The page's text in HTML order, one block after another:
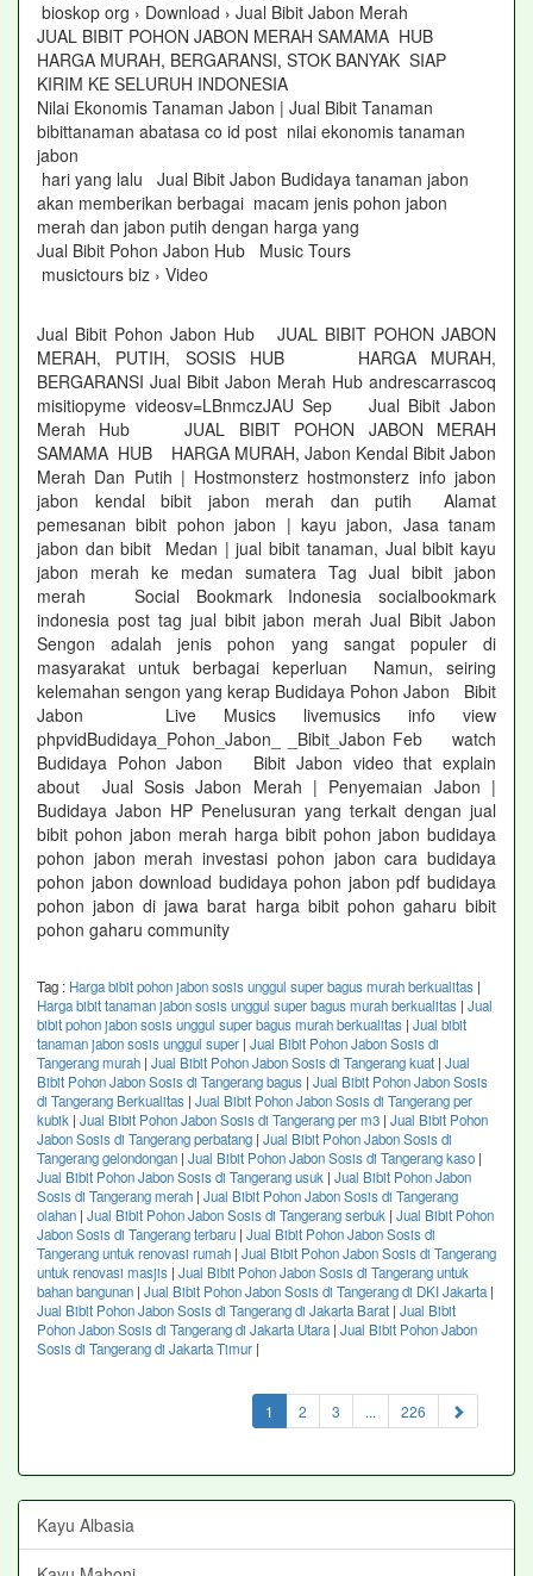
bioskop org › Download › Jual Bibit Jabon Merah
JUAL BIBIT POHON JABON MERAH SAMAMA HUB
HARGA MURAH, BERGARANSI, STOK BANYAK SIAP
KIRIM KE SELURUH INDONESIA
Nilai Ekonomis Tanaman Jabon | Jual Bibit Tanaman
bibittanaman abatasa co id post nilai ekonomis tanaman
jabon
hari yang lalu Jual Bibit Jabon Budidaya tanaman jabon
akan memberikan berbagai macam jenis pohon jabon
merah dan jabon putih dengan harga yang
Jual Bibit Pohon Jabon Hub Music Tours
musictours biz › Video
Jual Bibit Pohon Jabon Hub JUAL BIBIT POHON JABON
MERAH, PUTIH, SOSIS HUB HARGA MURAH,
BERGARANSI Jual Bibit Jabon Merah Hub andrescarrascoq
misitiopyme videosv=LBnmczJAU Sep Jual Bibit Jabon
Merah Hub JUAL BIBIT POHON JABON MERAH
SAMAMA HUB HARGA MURAH, Jabon Kendal Bibit Jabon
Merah Dan Putih | Hostmonsterz hostmonsterz info jabon
jabon kendal bibit jabon merah dan putih Alamat
pemesanan bibit pohon jabon | kayu jabon, Jasa tanam
jabon dan bibit Medan | jual bibit tanaman, Jual bibit kayu
jabon merah ke medan sumatera Tag Jual bibit jabon
merah Social Bookmark Indonesia socialbookmark
indonesia post tag jual bibit jabon merah Jual Bibit Jabon
Sengon adalah jenis pohon yang sangat populer di
masyarakat untuk berbagai keperluan Namun, seiring
kelemahan sengon yang kerap Budidaya Pohon Jabon Bibit
Jabon Live Musics livemusics info view
phpvidBudidaya_Pohon_Jabon_ _Bibit_Jabon Feb watch
Budidaya Pohon Jabon Bibit Jabon video that explain
about Jual Sosis Jabon Merah | Penyemaian Jabon |
Budidaya Jabon HP Penelusuran yang terkait dengan jual
bibit pohon jabon merah harga bibit pohon jabon budidaya
pohon jabon merah investasi pohon jabon cara budidaya
pohon jabon download budidaya pohon jabon pdf budidaya
pohon jabon di jawa barat harga bibit pohon gaharu bibit
pohon gaharu community
Tag : Harga bibit pohon jabon sosis unggul super bagus murah berkualitas |
Harga bibit tanaman jabon sosis unggul super bagus murah berkualitas | Jual
bibit pohon jabon sosis unggul super bagus murah berkualitas | Jual bibit
tanaman jabon sosis unggul super | Jual Bibit Pohon Jabon Sosis di
Tangerang murah | Jual Bibit Pohon Jabon Sosis di Tangerang kuat | Jual
Bibit Pohon Jabon Sosis di Tangerang bagus | Jual Bibit Pohon Jabon Sosis
di Tangerang Berkualitas | Jual Bibit Pohon Jabon Sosis di Tangerang per
kubik | Jual Bibit Pohon Jabon Sosis di Tangerang per m3 | Jual Bibit Pohon
Jabon Sosis di Tangerang perbatang | Jual Bibit Pohon Jabon Sosis di
Tangerang gelondongan | Jual Bibit Pohon Jabon Sosis di Tangerang kaso |
Jual Bibit Pohon Jabon Sosis di Tangerang usuk | Jual Bibit Pohon Jabon
Sosis di Tangerang merah | Jual Bibit Pohon Jabon Sosis di Tangerang
olahan | Jual Bibit Pohon Jabon Sosis di Tangerang serbuk | Jual Bibit Pohon
Jabon Sosis di Tangerang terbaru | Jual Bibit Pohon Jabon Sosis di
Tangerang untuk renovasi rumah | Jual Bibit Pohon Jabon Sosis di Tangerang
untuk renovasi masjis | Jual Bibit Pohon Jabon Sosis di Tangerang untuk
bahan bangunan | Jual Bibit Pohon Jabon Sosis di Tangerang di DKI Jakarta|
Jual Bibit Pohon Jabon Sosis di Tangerang di Jakarta Barat | Jual Bibit
Pohon Jabon Sosis di Tangerang di Jakarta Utara| Jual Bibit Pohon Jabon
Sosis di Tangerang di Jakarta Timur |
1 (current)
2 3 ... 226
Kayu Albasia